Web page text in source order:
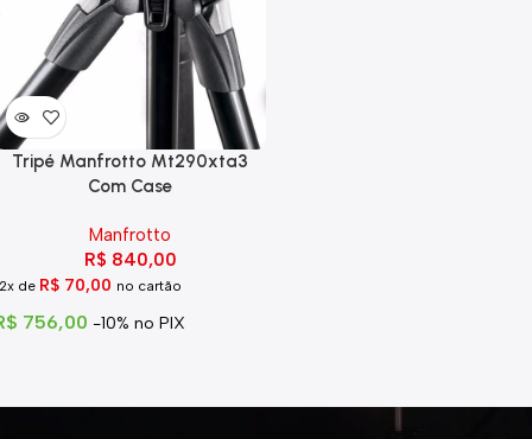
Tripé Manfrotto Mt290xta3
Com Case
Manfrotto
R$ 840,00
de R$ 70,00 no cartão
756,00 -10% no PIX